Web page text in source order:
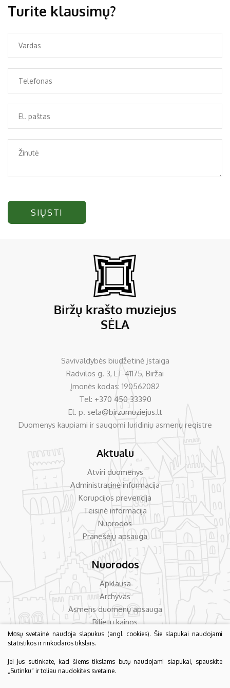
Turite klausimų?
SIŲSTI
Savivaldybės biudžetinė įstaiga
Radvilos g. 3, LT-41175, Biržai
Įmonės kodas: 190562082
Tel: +370 450 33390
El. p. sela@birzumuziejus.lt
Duomenys kaupiami ir saugomi Juridinių asmenų registre
Aktualu
Atviri duomenys
Administracinė informacija
Korupcijos prevencija
Teisinė informacija
Nuorodos
Pranešėjų apsauga
Nuorodos
Apklausa
Archyvas
Asmens duomenų apsauga
Bilietų kainos
Dažniausiai užduodami klausimai
Konsultavimas su visuomene
Mūsų svetainė naudoja slapukus (angl. cookies). Šie slapukai naudojami
statistikos ir rinkodaros tikslais.
Jei Jūs sutinkate, kad šiems tikslams būtų naudojami slapukai, spauskite
„Sutinku“ ir toliau naudokitės svetaine.